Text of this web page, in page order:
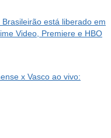
está liberado em
Video, Premiere e HBO
x Vasco ao vivo: